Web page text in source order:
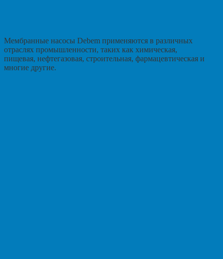
Мембранные насосы Debem применяются в различных
отраслях промышленности, таких как химическая,
пищевая, нефтегазовая, строительная, фармацевтическая и
многие другие.